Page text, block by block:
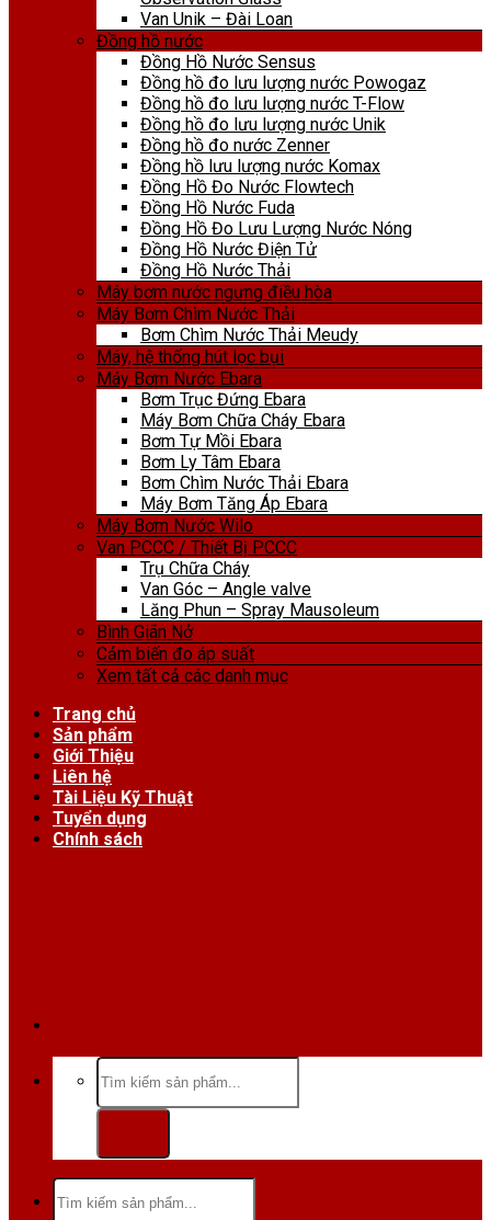
Van Unik – Đài Loan
Đồng hồ nước
Đồng Hồ Nước Sensus
Đồng hồ đo lưu lượng nước Powogaz
Đồng hồ đo lưu lượng nước T-Flow
Đồng hồ đo lưu lượng nước Unik
Đồng hồ đo nước Zenner
Đồng hồ lưu lượng nước Komax
Đồng Hồ Đo Nước Flowtech
Đồng Hồ Nước Fuda
Đồng Hồ Đo Lưu Lượng Nước Nóng
Đồng Hồ Nước Điện Tử
Đồng Hồ Nước Thải
Máy bơm nước ngưng điều hòa
Máy Bơm Chìm Nước Thải
Bơm Chìm Nước Thải Meudy
Máy, hệ thống hút lọc bụi
Máy Bơm Nước Ebara
Bơm Trục Đứng Ebara
Máy Bơm Chữa Cháy Ebara
Bơm Tự Mồi Ebara
Bơm Ly Tâm Ebara
Bơm Chìm Nước Thải Ebara
Máy Bơm Tăng Áp Ebara
Máy Bơm Nước Wilo
Van PCCC / Thiết Bị PCCC
Trụ Chữa Cháy
Van Góc – Angle valve
Lăng Phun – Spray Mausoleum
Bình Giãn Nở
Cảm biến đo áp suất
Xem tất cả các danh mục
Trang chủ
Sản phẩm
Giới Thiệu
Liên hệ
Tài Liệu Kỹ Thuật
Tuyển dụng
Chính sách
Tìm
kiếm:
Tìm
kiếm: